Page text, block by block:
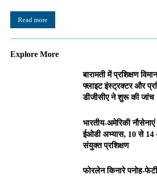
Read more
Explore More
बारामती में प्रशिक्षण
फ्लाइट इंस्ट्रक्टर और
डीजीसीए ने शुरू की जांच
भारतीय-अमेरिकी
ईओडी अभ्यास, 10 से
संयुक्त प्रशिक्षण
फोरलेन किनारे पनोह-